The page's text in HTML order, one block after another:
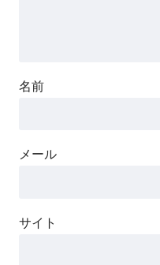
名前
メール
サイト